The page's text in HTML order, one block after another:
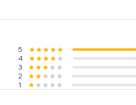
5
4
3
2
1